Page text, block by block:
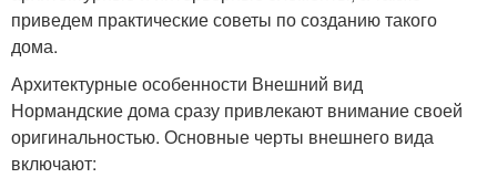
приведем практические советы по созданию такого
дома.
Архитектурные особенности Внешний вид
Нормандские дома сразу привлекают внимание своей
оригинальностью. Основные черты внешнего вида
включают: